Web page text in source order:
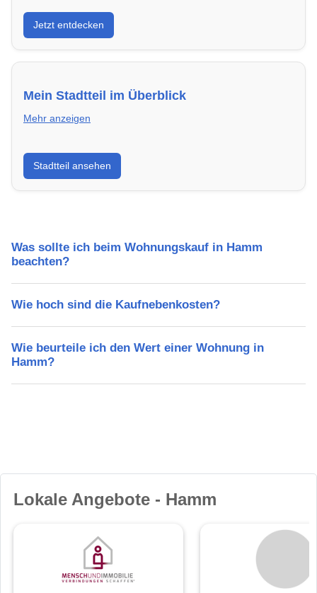
Entdecke Neubauprojekte in Hamm – modern,
energieeffizient und sofort bezugsfertig.
Jetzt entdecken
Mein Stadtteil im Überblick
Mehr anzeigen
Erfahre mehr über deinen Stadtteil in Hamm:
Lebensqualität, Verkehrsanbindung, Schulen,
Freizeitmöglichkeiten und Mietpreise.
Stadtteil ansehen
Was sollte ich beim Wohnungskauf in Hamm
beachten?
Wie hoch sind die Kaufnebenkosten?
Wie beurteile ich den Wert einer Wohnung in
Hamm?
Lokale Angebote - Hamm